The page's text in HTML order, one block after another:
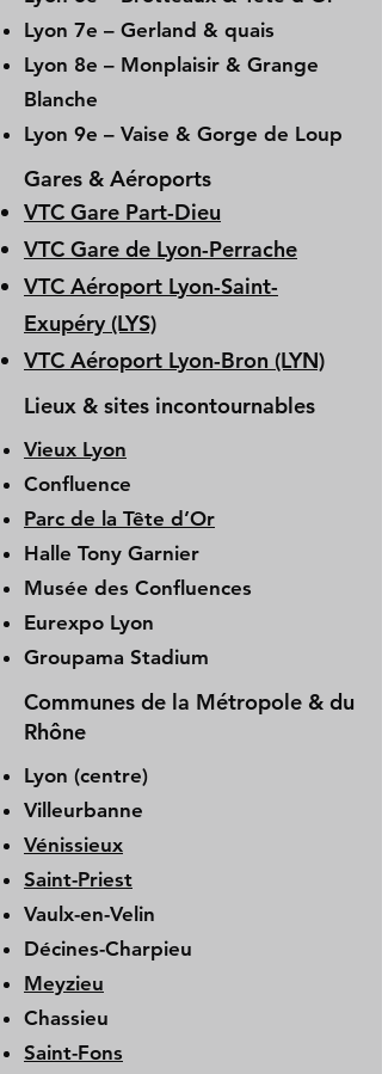
Lyon 7e – Gerland & quais
Lyon 8e – Monplaisir & Grange
Blanche
Lyon 9e – Vaise & Gorge de Loup
Gares & Aéroports
VTC Gare Part-Dieu
VTC Gare de Lyon-Perrache
VTC Aéroport Lyon-Saint-
Exupéry (LYS)
VTC Aéroport Lyon-Bron (LYN)
Lieux & sites incontournables
Vieux Lyon
Confluence
Parc de la Tête d’Or
Halle Tony Garnier
Musée des Confluences
Eurexpo Lyon
Groupama Stadium
Communes de la Métropole & du
Rhône
Lyon (centre)
Villeurbanne
Vénissieux
Saint-Priest
Vaulx-en-Velin
Décines-Charpieu
Meyzieu
Chassieu
Saint-Fons